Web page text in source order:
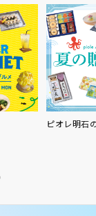
ピオレ明石